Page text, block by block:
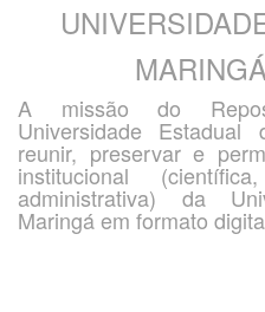
A missão do
Universidade
reunir, preservar e
institucional
administrativa) da
Maringá em formato